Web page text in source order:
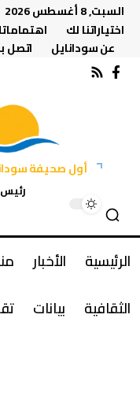
السبت, 8 أغسطس 2026
اختياراتنا لك
عن سودانايل
اتصل
أول صحيفة
رئيس
الرئيسية الأخبار
الثقافية
بيانات